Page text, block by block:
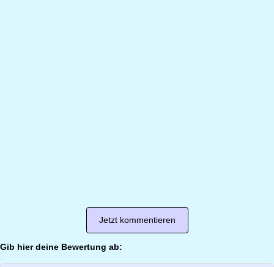
Jetzt kommentieren
Gib hier deine Bewertung ab: